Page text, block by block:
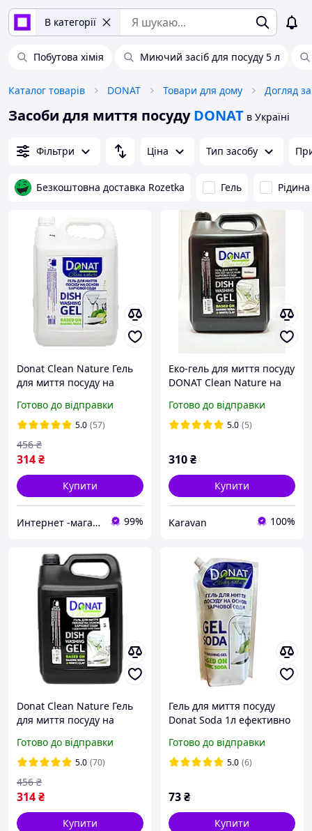
В категорії
Побутова хімія Миючий засіб для посуду 5 л
Каталог товарів DONAT Товари для дому Догляд
Засоби для миття посуду DONAT в Україні
Фільтри Ціна Тип засобу
Безкоштовна доставка Rozetka Гель Рідина
Donat Clean Nature Гель
для миття посуду на
(каністра)
Готово до відправки
5.0 (57)
314₴
456 ₴
Купити
Интернет -магазин " Папуля" 99%
Еко-гель для миття посуду
DONAT Clean Nature на
білої глини, рідкий засіб
концентрат у каністрі,
Готово до відправки
5.0 (5)
310₴
Купити
Karavan 100%
Donat Clean Nature Гель
для миття посуду на
білою глиною 5 л
(каністра)
Готово до відправки
5.0 (70)
314₴
456 ₴
Купити
Гель для миття посуду
Donat Soda 1л ефективно
воді, безпечний для
шкіри
Готово до відправки
5.0 (6)
73₴
Купити